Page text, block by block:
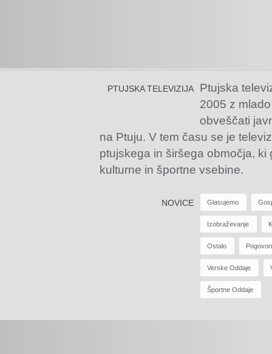
PTUJSKA TELEVIZIJA
Ptujska
2005 z
obveščati
na Ptuju. V tem času se je
ptujskega in širšega območja,
kulturne in športne vsebine.
NOVICE Glasujemo
Izobraževanje
Ostalo
Verske Oddaje
Športne Oddaje